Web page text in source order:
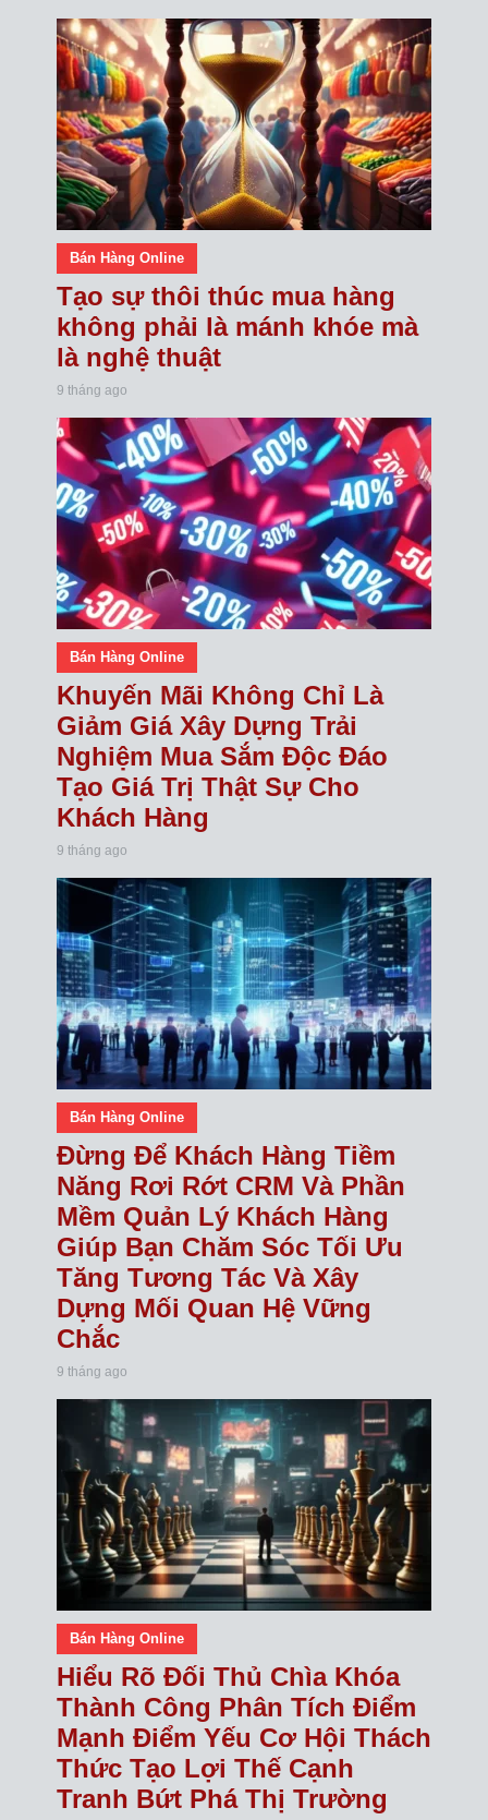
Bán Hàng Online
Tạo sự thôi thúc mua hàng
không phải là mánh khóe mà
là nghệ thuật
9 tháng ago
Bán Hàng Online
Khuyến Mãi Không Chỉ Là
Giảm Giá Xây Dựng Trải
Nghiệm Mua Sắm Độc Đáo
Tạo Giá Trị Thật Sự Cho
Khách Hàng
9 tháng ago
Bán Hàng Online
Đừng Để Khách Hàng Tiềm
Năng Rơi Rớt CRM Và Phần
Mềm Quản Lý Khách Hàng
Giúp Bạn Chăm Sóc Tối Ưu
Tăng Tương Tác Và Xây
Dựng Mối Quan Hệ Vững
Chắc
9 tháng ago
Bán Hàng Online
Hiểu Rõ Đối Thủ Chìa Khóa
Thành Công Phân Tích Điểm
Mạnh Điểm Yếu Cơ Hội Thách
Thức Tạo Lợi Thế Cạnh
Tranh Bứt Phá Thị Trường